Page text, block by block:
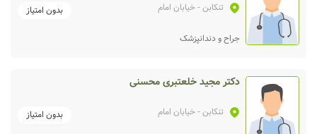
تنکابن- خیابان امام بدون امتیاز
جراح و دندانپزشک
دکتر مجید خلعتبری محسنی
تنکابن- خیابان امام بدون امتیاز